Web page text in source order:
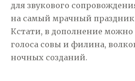
для звукового
на самый мрачный праздник
Кстати, в дополнение можно
голоса совы и филина,
ночных созданий.